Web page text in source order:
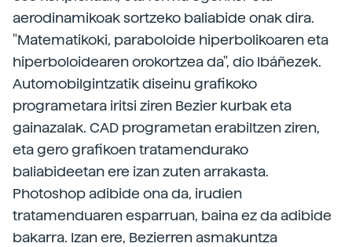
aerodinamikoak sortzeko baliabide onak dira.
"Matematikoki, paraboloide hiperbolikoaren eta
hiperboloidearen orokortzea da", dio Ibáñezek.
Automobilgintzatik diseinu grafikoko
programetara iritsi ziren Bezier kurbak eta
gainazalak. CAD programetan erabiltzen ziren,
eta gero grafikoen tratamendurako
baliabideetan ere izan zuten arrakasta.
Photoshop adibide ona da, irudien
tratamenduaren esparruan, baina ez da adibide
bakarra. Izan ere, Bezierren asmakuntza